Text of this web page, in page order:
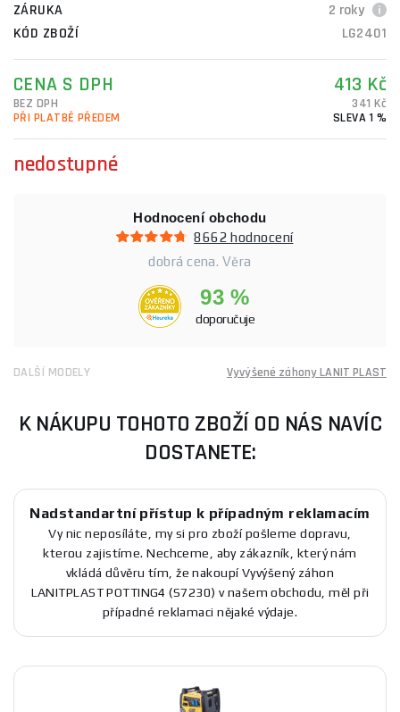
ZÁRUKA
2 roky
KÓD ZBOŽÍ
LG2401
CENA S DPH 413 Kč
BEZ DPH
341 Kč
PŘI PLATBĚ PŘEDEM
SLEVA 1 %
nedostupné
Hodnocení obchodu
8662 hodnocení
dobrá cena. Věra
93 %
doporučuje
DALŠÍ MODELY Vyvýšené záhony LANIT PLAST
K NÁKUPU TOHOTO ZBOŽÍ OD NÁS NAVÍC
DOSTANETE:
Nadstandartní přístup k případným reklamacím
Vy nic neposíláte, my si pro zboží pošleme dopravu,
kterou zajistíme. Nechceme, aby zákazník, který nám
vkládá důvěru tím, že nakoupí Vyvýšený záhon
LANITPLAST POTTING4 (S7230) v našem obchodu, měl při
případné reklamaci nějaké výdaje.